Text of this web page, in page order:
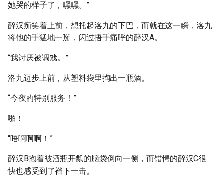
她哭的样子了，嘿嘿。”
醉汉痴笑着上前，想托起洛九的下巴，而就在这一瞬，洛九
将他的手猛地一掰，闪过捂手痛呼的醉汉A。
“我讨厌被调戏。”
洛九迈步上前，从塑料袋里掏出一瓶酒。
“今夜的特别服务！”
啪！
“唔啊啊啊！”
醉汉B抱着被酒瓶开瓢的脑袋倒向一侧，而错愕的醉汉C很
快也感受到了裆下一击。